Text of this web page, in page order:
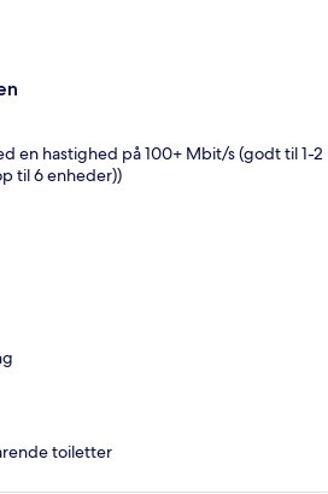
en hastighed på 100+ Mbit/s (godt til 1-2
til 6 enheder))
toiletter